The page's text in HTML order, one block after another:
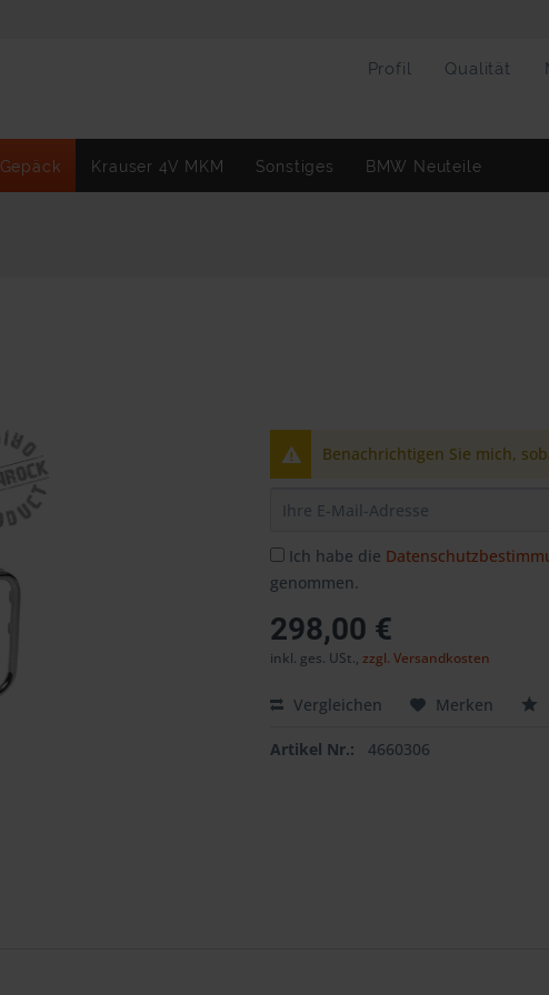
Profil Qualität
Gepäck Krauser 4V MKM Sonstiges BMW Neuteile
Benachrichtigen Sie mich,
Ich habe die
genommen.
298,00 €
inkl. ges. USt.,zzgl. Versandkosten
Vergleichen Merken
Artikel Nr.: 4660306